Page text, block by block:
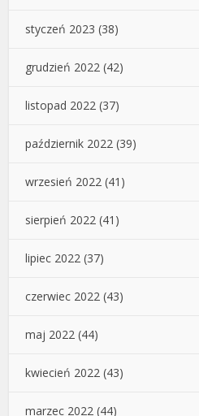
styczeń 2023 (38)
grudzień 2022 (42)
listopad 2022 (37)
październik 2022 (39)
wrzesień 2022 (41)
sierpień 2022 (41)
lipiec 2022 (37)
czerwiec 2022 (43)
maj 2022 (44)
kwiecień 2022 (43)
marzec 2022 (44)